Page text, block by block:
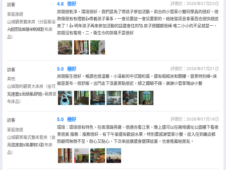
訪客
家庭旅遊
山城觀景雙床房（分區衞浴
+金可兒床墊+棉麻夏布床
品）
入住於2026年07月
4.8 很好
評價於：2026年07月23日
房間很乾凈，環境很好，我們是為了帶孩子參加活動。前台的小管家小雙同學真的很好，很
熱情很有有禮貌👍帶着孩子事多，一會兒要這一會兒要那的，給她發訊息拿東西也很快就送
來了！👍 明年孩子再來參加活動的話還會住的🥰 房子總體都很棒 唯二小小的不足就是一，
房間沒有電視，二，衞生巾的排風不是很好
訪客
其他
山城簡約觀景大床房（金可
兒床墊+天然乳膠枕+親膚夏
布床品）
入住於2026年07月
5.0 極好
評價於：2026年07月21日
房間衞生很好，格調也很温馨，小清新的中式簡約風，還有榻榻米和閣樓，窗景特別棒~床
被是夏布，很舒服。出門走下浩裏景點很近，總之體驗不錯，謝謝小管家哦@小雙
訪客
家庭旅遊
山城觀景複式雙床套房（金
可兒床墊+乳膠枕+夏布床
品）
入住於2026年07月
5.0 極好
評價於：2026年07月18日
環境：環境很有特色，在南濱路旁邊，很適合看江景，晚上還可以在開埠遺址公園樓下看夜
景很美 服務：服務很好、有下午茶還有歡迎水果，特別要感謝管家小雙，從入住到離店都
照顧得無微不至，耐心又貼心，下次來這邊還會選擇這裏，也會推薦給朋友。